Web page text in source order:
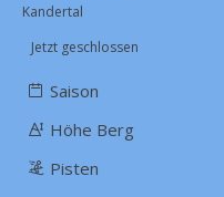
Kandertal
Jetzt geschlossen
Saison
Höhe Berg
Pisten